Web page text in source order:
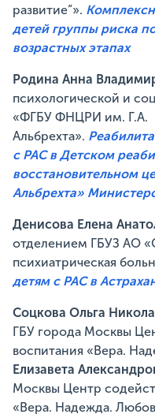
развитие”».
детей группы риска
возрастных этапах
Родина Анна
психологической и
«ФГБУ ФНЦРИ им. Г.А.
Альбрехта».
с РАС в Детском
восстановительном
Альбрехта»
Денисова Елена
отделением ГБУЗ АО
психиатрическая
детям с РАС в
Соцкова Ольга
ГБУ города Москвы
воспитания «Вера.
Елизавета
Москвы Центр
«Вера. Надежда.